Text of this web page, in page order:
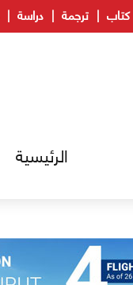
كتاب ترجمة دراسة
الرئيسية